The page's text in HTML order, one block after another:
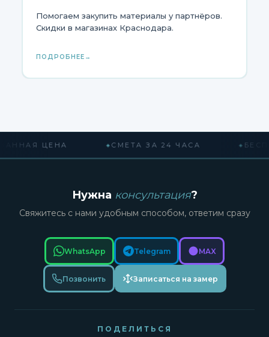
Помогаем закупить материалы у партнёров.
Скидки в магазинах Краснодара.
ПОДРОБНЕЕ
ЦЕНА СМЕТА ЗА 24 ЧАСА
Нужна консультация?
Свяжитесь с нами удобным способом, ответим сразу
WhatsApp Telegram MAX
Позвонить Записаться на замер
ПОДЕЛИТЬСЯ